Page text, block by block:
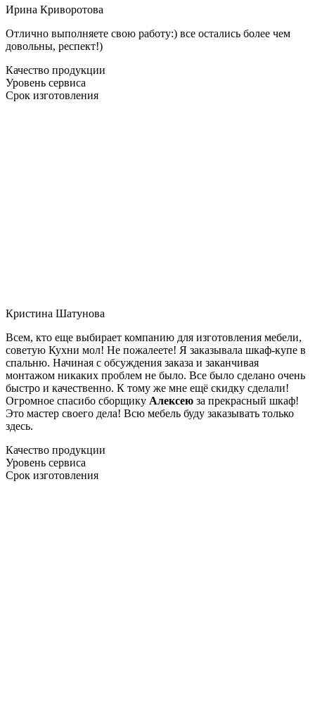
Ирина Криворотова
Отлично выполняете свою работу:) все остались более чем
довольны, респект!)
Качество продукции
Уровень сервиса
Срок изготовления
Кристина Шатунова
Всем, кто еще выбирает компанию для изготовления мебели,
советую Кухни мол! Не пожалеете! Я заказывала шкаф-купе в
спальню. Начиная с обсуждения заказа и заканчивая
монтажом никаких проблем не было. Все было сделано очень
быстро и качественно. К тому же мне ещё скидку сделали!
Огромное спасибо сборщику Алексею за прекрасный шкаф!
Это мастер своего дела! Всю мебель буду заказывать только
здесь.
Качество продукции
Уровень сервиса
Срок изготовления